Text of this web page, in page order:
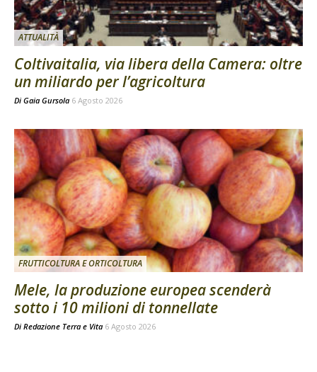
ATTUALITÀ
Coltivaitalia, via libera della Camera: oltre
un miliardo per l’agricoltura
Di Gaia Gursola 6 Agosto 2026
FRUTTICOLTURA E ORTICOLTURA
Mele, la produzione europea scenderà
sotto i 10 milioni di tonnellate
Di Redazione Terra e Vita 6 Agosto 2026